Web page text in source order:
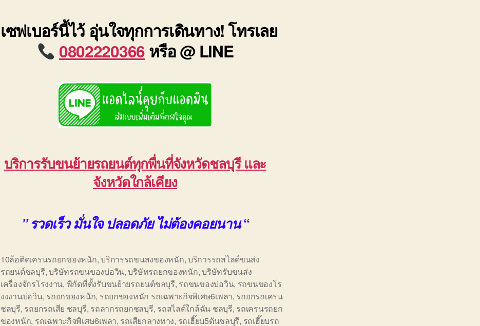
ซฟเบอร์นี้ไว้ อุ่นใจทุกการเดินทาง! โทรเลย
0802220366หรือ @ LINE
บริการรับขนย้ายรถยนต์ทุกพื่นที่จังหวัดชลบุรี และ
จังหวัดใกล้เคียง
” รวดเร็ว มั่นใจ ปลอดภัย ไม่ต้องคอยนาน“
10ล้อติดเครนรถยกของหนัก,บริการรถขนสงของหนัก,บริการรถสไลด์ขนส่ง
รถยนต์ชลบุรี,บริษัทรถขนของบ่อวิน,บริษัทรถยกของหนัก,บริษัทรับขนส่ง
เครื่องจักรโรงงาน, พิกัดที่ตั้งรับขนย้ายรถยนต์ชลบุรี, รถขนของบ่อวิน, รถขนของโร
งงงานบ่อวิน, รถยกของหนัก, รถยกของหนัก รถเฉพาะกิจพิเศษ6เพลา, รถยกรถเครน
ชลบุรี, รถยกรถเสีย ชลบุรี, รถลากรถยกชลบุรี, รถสไลด์ใกล้ฉัน ชลบุรี, รถเครนรถยก
ของหนัก, รถเฉพาะกิจพิเศษ6เพลา, รถเสียกลางทาง, รถเฮี๊ยบ5ตันชลบุรี, รถเฮี๊ยบรถ